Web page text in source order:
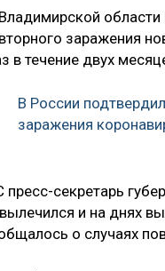
заражения
в течение двух
В России
заражения
секретарь
и на днях
о случаях